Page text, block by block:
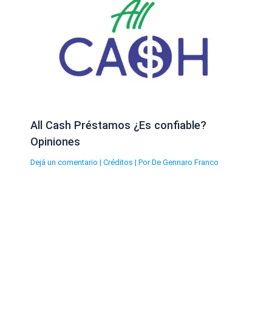
All Cash Préstamos ¿Es confiable?
Opiniones
Dejá un comentario | Créditos | Por De Gennaro Franco